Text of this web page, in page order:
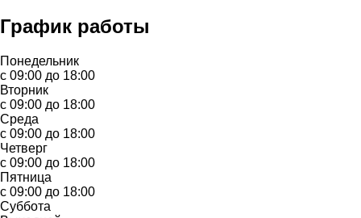
График работы
Понедельник
с 09:00 до 18:00
Вторник
с 09:00 до 18:00
Среда
с 09:00 до 18:00
Четверг
с 09:00 до 18:00
Пятница
с 09:00 до 18:00
Суббота